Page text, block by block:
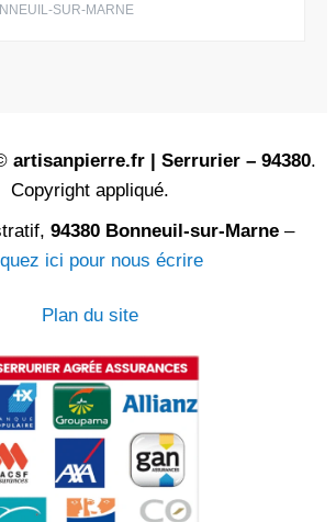
SUR-MARNE
artisanpierre.fr | Serrurier – 94380.
Copyright appliqué.
94380 Bonneuil-sur-Marne–
ici pour nous écrire
Plan du site